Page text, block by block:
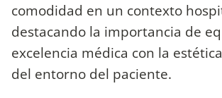
comodidad en un contexto
destacando la importancia de
excelencia médica con la
del entorno del paciente.